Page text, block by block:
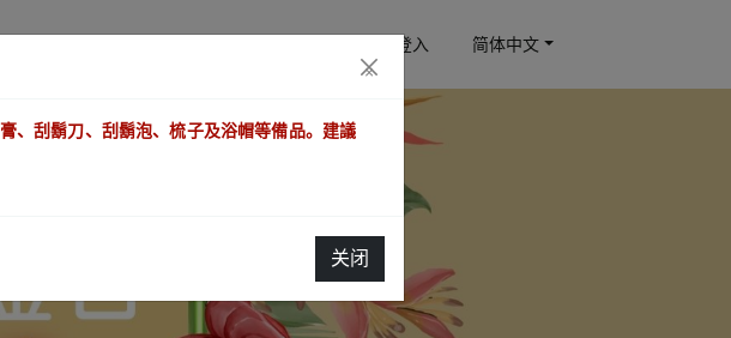
会员登入 简体中文
×
、刮鬍刀、刮鬍泡、梳子及浴帽等備品。建議
关闭